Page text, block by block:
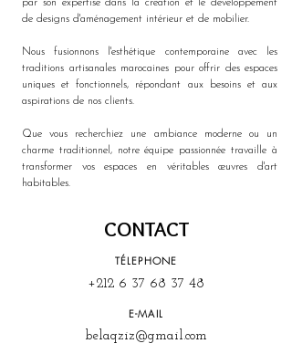
par son expertise dans la création et le développement
de designs d'aménagement intérieur et de mobilier.
Nous fusionnons l'esthétique contemporaine avec les
traditions artisanales marocaines pour offrir des espaces
uniques et fonctionnels, répondant aux besoins et aux
aspirations de nos clients.
Que vous recherchiez une ambiance moderne ou un
charme traditionnel, notre équipe passionnée travaille à
transformer vos espaces en véritables œuvres d'art
habitables.
TÉLEPHONE
+212 6 37 68 37 48
E-MAIL
belaqziz@gmail.com
CONTACT